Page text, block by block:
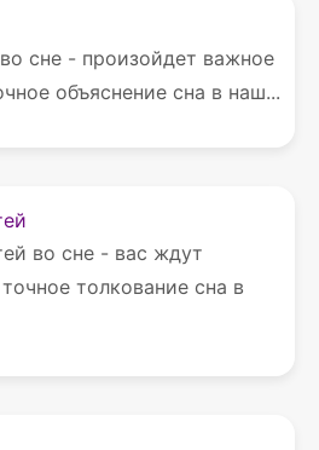
сне - произойдет важное
объяснение сна в наш...
во сне - вас ждут
толкование сна в